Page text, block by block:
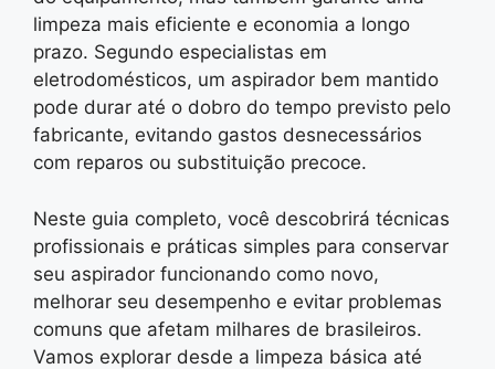
limpeza mais eficiente e economia a longo
prazo. Segundo especialistas em
eletrodomésticos, um aspirador bem mantido
pode durar até o dobro do tempo previsto pelo
fabricante, evitando gastos desnecessários
com reparos ou substituição precoce.
Neste guia completo, você descobrirá técnicas
profissionais e práticas simples para conservar
seu aspirador funcionando como novo,
melhorar seu desempenho e evitar problemas
comuns que afetam milhares de brasileiros.
Vamos explorar desde a limpeza básica até